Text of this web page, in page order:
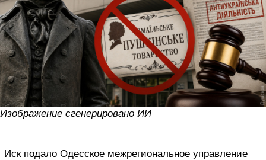
Изображение сгенерировано ИИ
Иск подало Одесское межрегиональное управление